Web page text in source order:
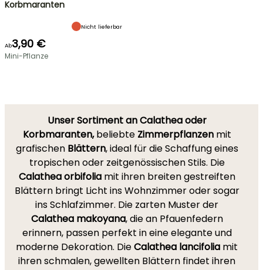
Korbmaranten
Nicht lieferbar
Ab3,90 €
Mini-Pflanze
Unser Sortiment an Calathea oder
Korbmaranten,beliebte Zimmerpflanzenmit
grafischen Blättern, ideal für die Schaffung eines
tropischen oder zeitgenössischen Stils. Die
Calathea orbifoliamit ihren breiten gestreiften
Blättern bringt Licht ins Wohnzimmer oder sogar
ins Schlafzimmer. Die zarten Muster der
Calathea makoyana, die an Pfauenfedern
erinnern, passen perfekt in eine elegante und
moderne Dekoration. DieCalathea lancifolia mit
ihren schmalen, gewellten Blättern findet ihren